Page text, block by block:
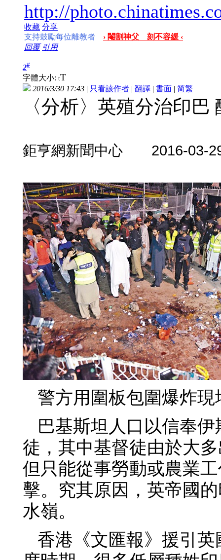
http://
收藏 分享
支持鼓勵每位離教者
› 閹割神父 刻不容緩 ‹
回覆 引用
2#
字體大小: tT
2016/3/30 17:43 | 只看該作者 | 翻譯 | 書面 | 简繁
〈分析〉英殖分治印
鉅亨網新聞中心 2016-03-
警方用圍板包圍爆炸
巴基斯坦人口以信奉
徒，其中基督徒由於大
但只能從事勞動或農業
擊。究其原因，英帝國
水嶺。
香港《文匯報》援引